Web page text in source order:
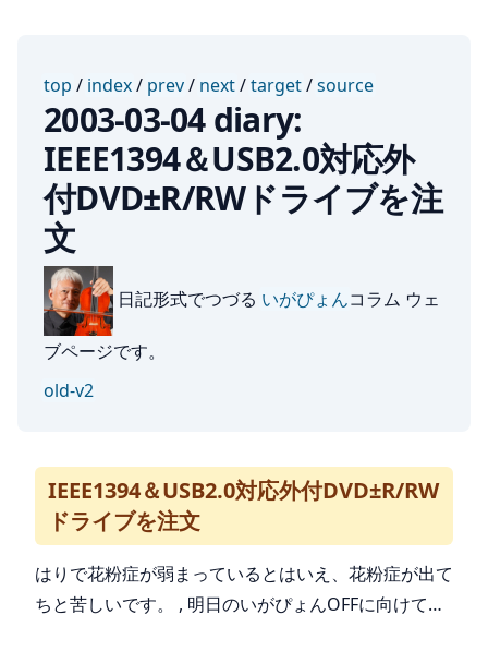
top / index/ prev/ next/target/source
2003-03-04 diary:
IEEE1394＆USB2.0対応外
付DVD±R/RWドライブを注
文
日記形式でつづる いがぴょんコラム ウェ
ブページです。
old-v2
IEEE1394＆USB2.0対応外付DVD±R/RW
ドライブを注文
はりで花粉症が弱まっているとはいえ、花粉症が出て
ちと苦しいです。 , 明日のいがぴょんOFFに向けて…